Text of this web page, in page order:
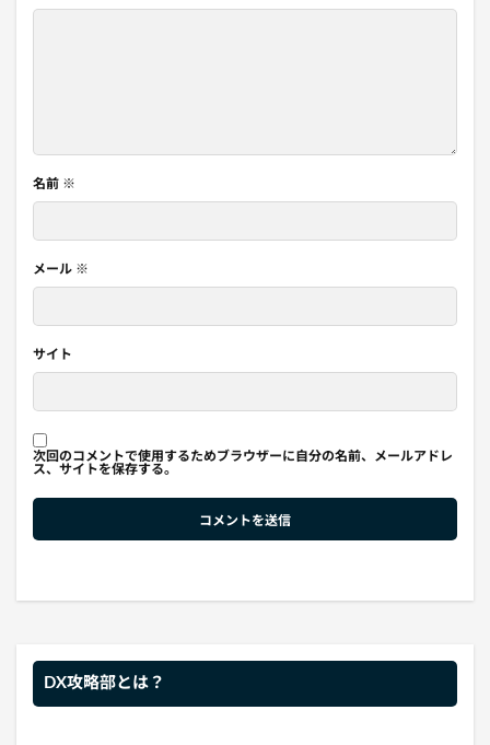
名前 ※
メール ※
サイト
次回のコメントで使用するためブラウザーに自分の名前、メールアドレ
ス、サイトを保存する。
DX攻略部とは？